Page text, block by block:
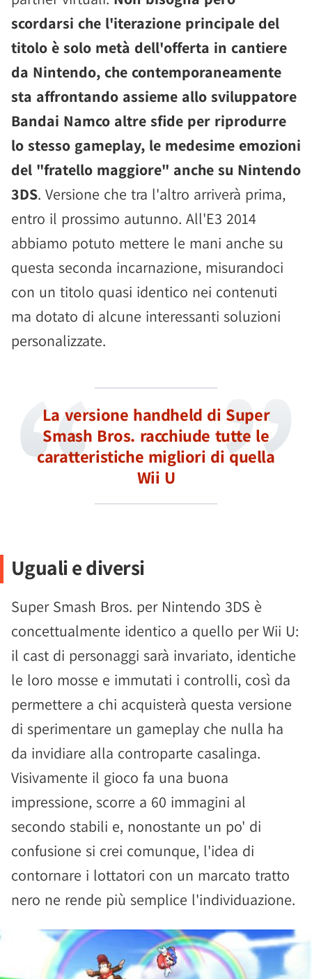
scordarsi che l'iterazione principale del
titolo è solo metà dell'offerta in cantiere
da Nintendo, che contemporaneamente
sta affrontando assieme allo sviluppatore
Bandai Namco altre sfide per riprodurre
lo stesso gameplay, le medesime emozioni
del "fratello maggiore" anche su Nintendo
3DS. Versione che tra l'altro arriverà prima,
entro il prossimo autunno. All'E3 2014
abbiamo potuto mettere le mani anche su
questa seconda incarnazione, misurandoci
con un titolo quasi identico nei contenuti
ma dotato di alcune interessanti soluzioni
personalizzate.
La versione handheld di Super
Smash Bros. racchiude tutte le
caratteristiche migliori di quella
Wii U
Uguali e diversi
Super Smash Bros. per Nintendo 3DS è
concettualmente identico a quello per Wii U:
il cast di personaggi sarà invariato, identiche
le loro mosse e immutati i controlli, così da
permettere a chi acquisterà questa versione
di sperimentare un gameplay che nulla ha
da invidiare alla controparte casalinga.
Visivamente il gioco fa una buona
impressione, scorre a 60 immagini al
secondo stabili e, nonostante un po' di
confusione si crei comunque, l'idea di
contornare i lottatori con un marcato tratto
nero ne rende più semplice l'individuazione.